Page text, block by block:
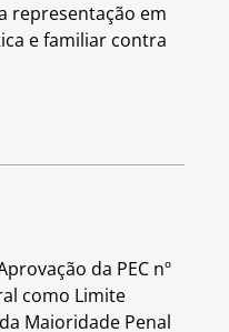
representação em
e familiar contra
da PEC nº
como Limite
Maioridade Penal